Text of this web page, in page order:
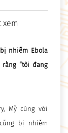
xem
nhiễm Ebola
“tôi đang
Mỹ cùng với
bị nhiễm